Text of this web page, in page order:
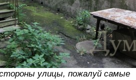
улицы, пожалуй самые